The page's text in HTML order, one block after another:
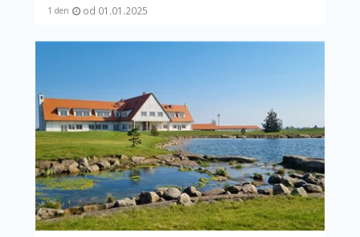
od 01.01.2025
1 den